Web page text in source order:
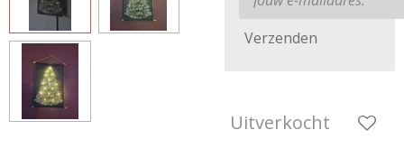
Verzenden
Uitverkocht